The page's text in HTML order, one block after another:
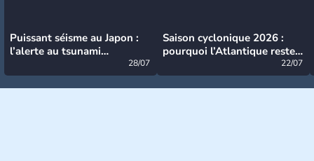
Puissant séisme au Japon :
l’alerte au tsunami
28/07
Saison cyclonique 2026 :
pourquoi l’Atlantique reste
22/07